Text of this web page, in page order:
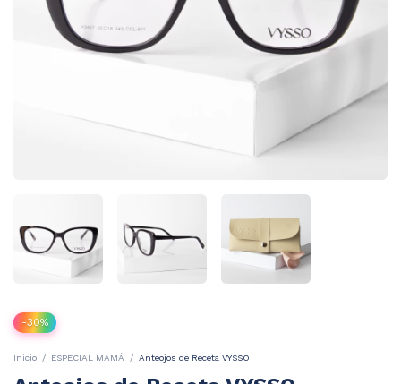
-30%
Inicio / ESPECIAL MAMÁ / Anteojos de Receta VYSSO